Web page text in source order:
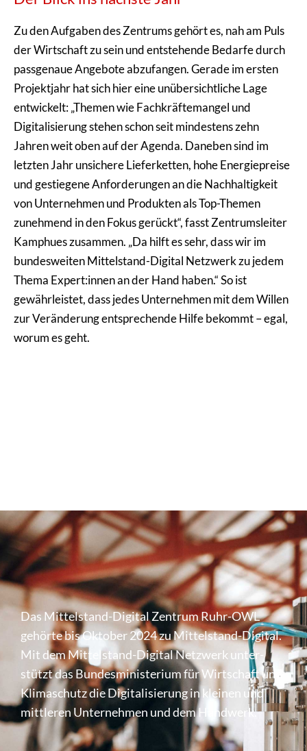
Zu den Aufgaben des Zentrums gehört es, nah am Puls
der Wirtschaft zu sein und entstehende Bedarfe durch
passgenaue Angebote abzufangen. Gerade im ersten
Projektjahr hat sich hier eine unübersichtliche Lage
entwickelt: „Themen wie Fachkräftemangel und
Digitalisierung stehen schon seit mindestens zehn
Jahren weit oben auf der Agenda. Daneben sind im
letzten Jahr unsichere Lieferketten, hohe Energiepreise
und gestiegene Anforderungen an die Nachhaltigkeit
von Unternehmen und Produkten als Top-Themen
zunehmend in den Fokus gerückt“, fasst Zentrumsleiter
Kamphues zusammen. „Da hilft es sehr, dass wir im
bundesweiten Mittelstand-Digital Netzwerk zu jedem
Thema Expert:innen an der Hand haben.“ So ist
gewährleistet, dass jedes Unternehmen mit dem Willen
zur Veränderung entsprechende Hilfe bekommt – egal,
worum es geht.
Das Mittel­stand-Digital Zentrum Ruhr-OWL
gehörte bis Oktober 2024 zu Mittel­stand-Digital.
Mit dem Mittel­stand-Digital Netzwerk unter­
stützt das Bundes­mi­nis­te­rium für Wirt­schaft und
Klima­schutz die Digi­ta­li­sie­rung in kleinen und
mittleren Unter­nehmen und dem Handwerk.